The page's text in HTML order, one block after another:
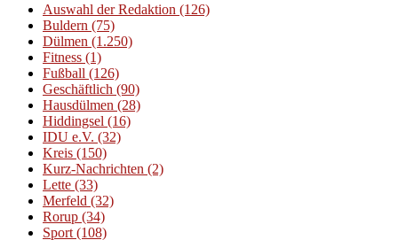
Auswahl der Redaktion (126)
Buldern (75)
Dülmen (1.250)
Fitness (1)
Fußball (126)
Geschäftlich (90)
Hausdülmen (28)
Hiddingsel (16)
IDU e.V. (32)
Kreis (150)
Kurz-Nachrichten (2)
Lette (33)
Merfeld (32)
Rorup (34)
Sport (108)